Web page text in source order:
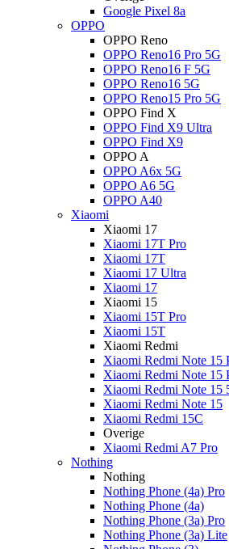
Google Pixel 8a
OPPO
OPPO Reno
OPPO Reno16 Pro 5G
OPPO Reno16 F 5G
OPPO Reno16 5G
OPPO Reno15 Pro 5G
OPPO Find X
OPPO Find X9 Ultra
OPPO Find X9
OPPO A
OPPO A6x 5G
OPPO A6 5G
OPPO A40
Xiaomi
Xiaomi 17
Xiaomi 17T Pro
Xiaomi 17T
Xiaomi 17 Ultra
Xiaomi 17
Xiaomi 15
Xiaomi 15T Pro
Xiaomi 15T
Xiaomi Redmi
Xiaomi Redmi Note 15
Xiaomi Redmi Note 15
Xiaomi Redmi Note 15
Xiaomi Redmi Note 15
Xiaomi Redmi 15C
Overige
Xiaomi Redmi A7 Pro
Nothing
Nothing
Nothing Phone (4a) Pro
Nothing Phone (4a)
Nothing Phone (3a) Pro
Nothing Phone (3a) Lite